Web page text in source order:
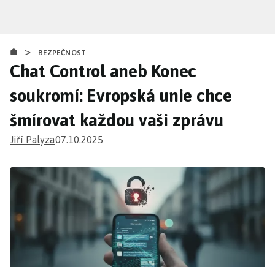
obsahu
> BEZPEČNOST
Chat Control aneb Konec
soukromí: Evropská unie chce
šmírovat každou vaši zprávu
Jiří Palyza07.10.2025